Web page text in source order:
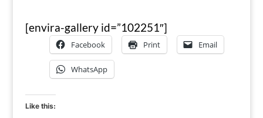
[envira-gallery id=”102251″]
Facebook Print Email
WhatsApp
Like this: